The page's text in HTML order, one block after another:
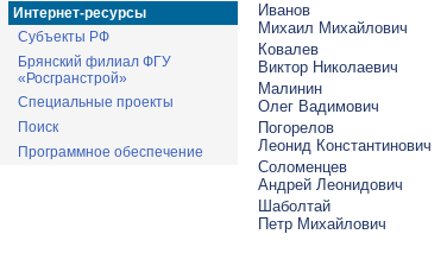
Интернет-ресурсы
Субъекты РФ
Брянский филиал ФГУ
«Росгранстрой»
Специальные проекты
Поиск
Программное обеспечение
Иванов
Михаил Михайлович
Ковалев
Виктор Николаевич
Малинин
Олег Вадимович
Погорелов
Леонид Константинович
Соломенцев
Андрей Леонидович
Шаболтай
Петр Михайлович